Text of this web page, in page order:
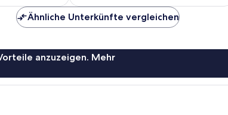
Ähnliche Unterkünfte vergleichen
anzuzeigen. Mehr